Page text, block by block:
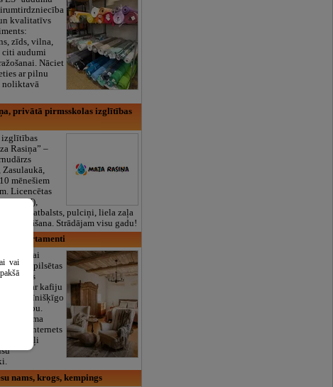
kvalitatīvs
zīds, vilna,
citi audumi
Nāciet
ar pilnu
noliktavā
privātā pirmsskolas izglītības
izglītības
Rasiņa” –
mēnešiem
Licencētas
(LV/RU),
atbalsts, pulciņi, liela zaļa
3x ēdināšana. Strādājam visu gadu!
apartamenti
vecpilsētas
pils
rītus ar kafiju
brīnišķīgo
rumbu.
pieejama
internets
Mīļi
nams, krogs, kempings
vai